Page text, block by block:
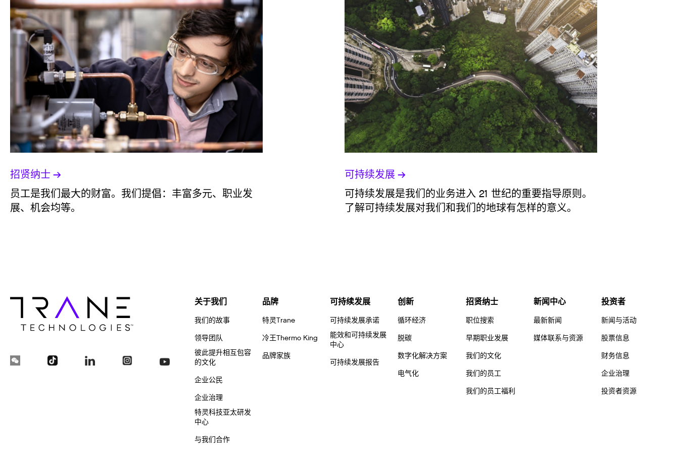
招贤纳士
员工是我们最大的财富。我们提倡：丰富多元、职业发
展、机会均等。
可持续发展
可持续发展是我们的业务进入 21 世纪的重要指导原则。
了解可持续发展对我们和我们的地球有怎样的意义。
关于我们
我们的故事
领导团队
彼此提升相互包容
的文化
企业公民
企业治理
特灵科技亚太研发
中心
与我们合作
品牌
特灵Trane
冷王Thermo King
品牌家族
可持续发展
可持续发展承诺
能效和可持续发展
中心
可持续发展报告
创新
循环经济
脱碳
数字化解决方案
电气化
招贤纳士
职位搜索
早期职业发展
我们的文化
我们的员工
我们的员工福利
新闻中心
最新新闻
媒体联系与资源
投资者
新闻与活动
股票信息
财务信息
企业治理
投资者资源